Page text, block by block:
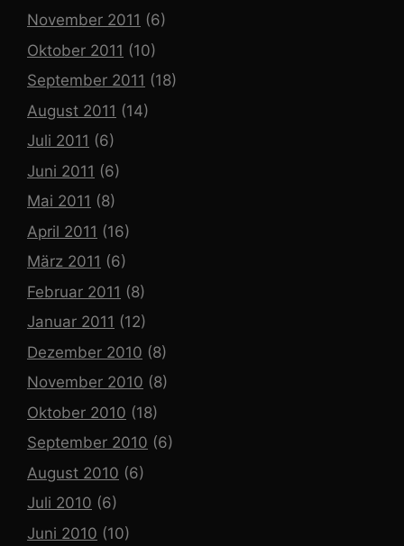
November 2011 (6)
Oktober 2011 (10)
September 2011 (18)
August 2011 (14)
Juli 2011 (6)
Juni 2011 (6)
Mai 2011 (8)
April 2011 (16)
März 2011 (6)
Februar 2011 (8)
Januar 2011 (12)
Dezember 2010 (8)
November 2010 (8)
Oktober 2010 (18)
September 2010 (6)
August 2010 (6)
Juli 2010 (6)
Juni 2010 (10)